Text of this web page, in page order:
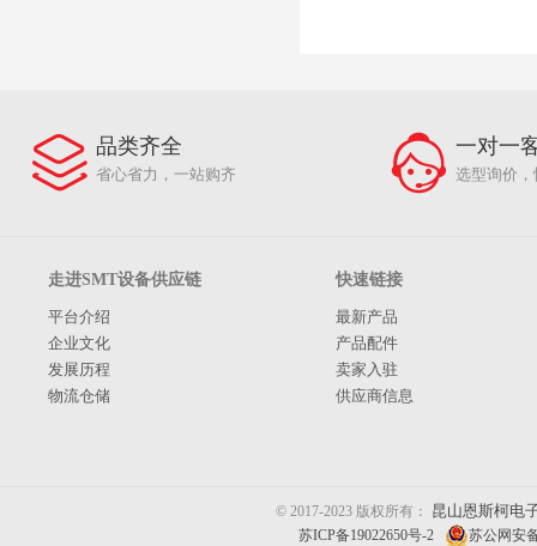
品类齐全
省心省力，一站购齐
一对一
选型询价
走进SMT设备供应链
平台介绍
企业文化
发展历程
物流仓储
快速链接
最新产品
产品配件
卖家入驻
供应商信息
© 2017-2023 版权所有： 昆山恩斯柯电
苏ICP备19022650号-2 苏公网安